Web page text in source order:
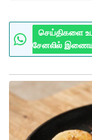
செய்திகளை
சேனலில்